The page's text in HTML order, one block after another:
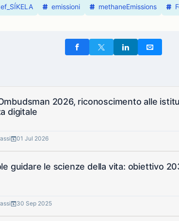
emissioni methaneEmissions
2026, riconoscimento alle
digitale
01 Jul 2026
guidare le scienze della vita: obiettivo
30 Sep 2025